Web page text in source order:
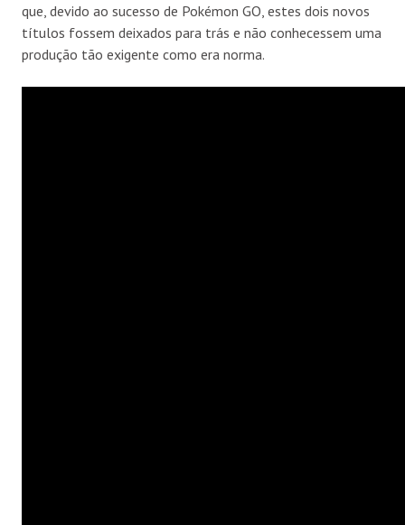
que, devido ao sucesso de Pokémon GO, estes dois novos
títulos fossem deixados para trás e não conhecessem uma
produção tão exigente como era norma.